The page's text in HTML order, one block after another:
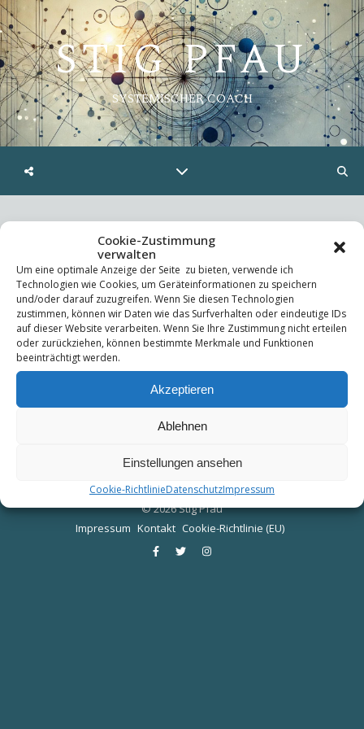
Cookie-Zustimmung
verwalten
Um eine optimale Anzeige der Seite zu bieten, verwende ich
Technologien wie Cookies, um Geräteinformationen zu speichern
und/oder darauf zuzugreifen. Wenn Sie diesen Technologien
zustimmen, können wir Daten wie das Surfverhalten oder eindeutige IDs
auf dieser Website verarbeiten. Wenn Sie Ihre Zustimmung nicht erteilen
oder zurückziehen, können bestimmte Merkmale und Funktionen
beeinträchtigt werden.
Akzeptieren
Ablehnen
Einstellungen ansehen
Cookie-RichtlinieDatenschutzImpressum
STIG PFAU
SYSTEMISCHER COACH
Geschützt: Gespräch
Dieser Inhalt ist passwortgeschützt. Bitte gib unten das
Passwort ein, um ihn anzeigen zu können.
Passwort:
© 2026 Stig Pfau
Impressum Kontakt Cookie-Richtlinie (EU)